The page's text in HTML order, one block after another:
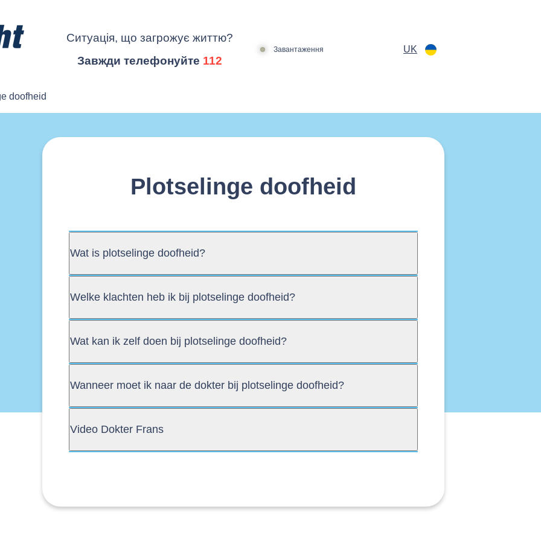
Ситуація, що загрожує життю?
Завжди телефонуйте 112
Завантаження UK
doofheid
Plotselinge doofheid
Wat is plotselinge doofheid?
Welke klachten heb ik bij plotselinge doofheid?
Wat kan ik zelf doen bij plotselinge doofheid?
Wanneer moet ik naar de dokter bij plotselinge doofheid?
Video Dokter Frans